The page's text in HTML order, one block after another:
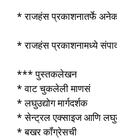
* राजहंस प्रकाशनातर्फे
* राजहंस प्रकाशनामध्ये
*** पुस्तकलेखन
* वाट चुकलेली माणसं
* लघुउद्योग मार्गदर्शक
* सेन्ट्रल एक्साइज आणि
* बखर कॉंग्रेसची